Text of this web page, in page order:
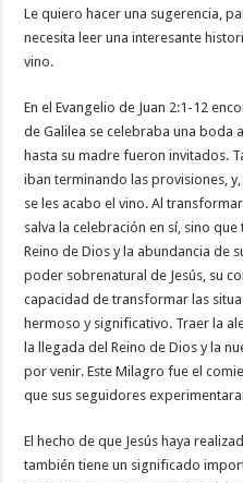
Le quiero hacer una sugerencia,
necesita leer una interesante
vino.
En el Evangelio de Juan 2:1-12
de Galilea se celebraba una boda
hasta su madre fueron invitados.
iban terminando las provisiones,
se les acabo el vino. Al
salva la celebración en sí, sino
Reino de Dios y la abundancia de
poder sobrenatural de Jesús, su
capacidad de transformar las
hermoso y significativo. Traer la
la llegada del Reino de Dios y la
por venir. Este Milagro fue el
que sus seguidores
El hecho de que Jesús haya
también tiene un significado